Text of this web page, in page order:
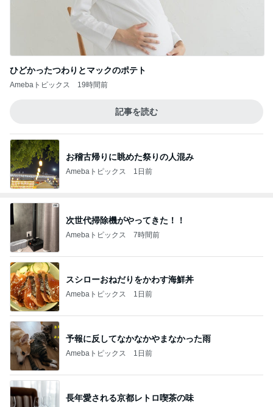
ひどかったつわりとマックのポテト
Amebaトピックス 19時間前
記事を読む
お稽古帰りに眺めた祭りの人混み
Amebaトピックス 1日前
次世代掃除機がやってきた！！
Amebaトピックス 7時間前
スシローおねだりをかわす海鮮丼
Amebaトピックス 1日前
予報に反してなかなかやまなかった雨
Amebaトピックス 1日前
長年愛される京都レトロ喫茶の味